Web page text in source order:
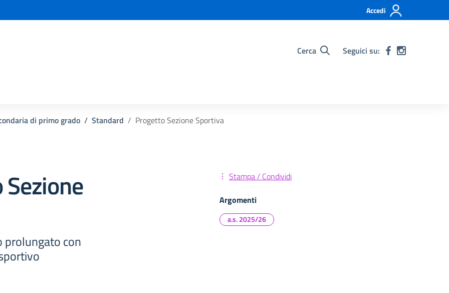
Accedi
Cerca Seguici su:
di primo grado Standard Progetto Sezione Sportiva
prolungato con
Stampa / Condividi
Argomenti
a.s. 2025/26